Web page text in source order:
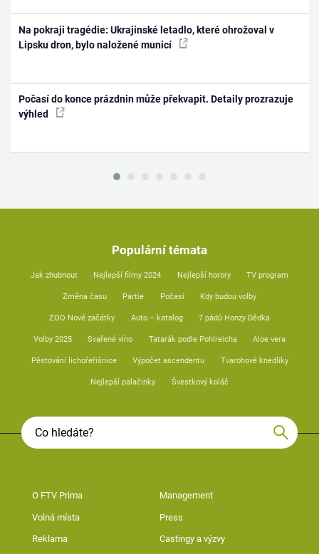
Na pokraji tragédie: Ukrajinské letadlo, které ohrožoval v
Lipsku dron, bylo naložené municí
Počasí do konce prázdnin může překvapit. Detaily prozrazuje
výhled
Populární témata
Jak zhubnout Nejlepší filmy 2024 Nejlepší horory TV program
Změna času Partie Počasí Kdy budou volby
ZOO Nové začátky Auto – katalog 7 pádů Honzy Dědka
Volby 2025 Svařené víno Tatarák podle Pohlreicha Aloe vera
Pěstování lichořeřišnice Výpočet ascendentu Tvarohové knedlíky
Nejlepší palačinky Švestkový koláč
O FTV Prima Management
Volná místa Press
Reklama Castingy a výzvy